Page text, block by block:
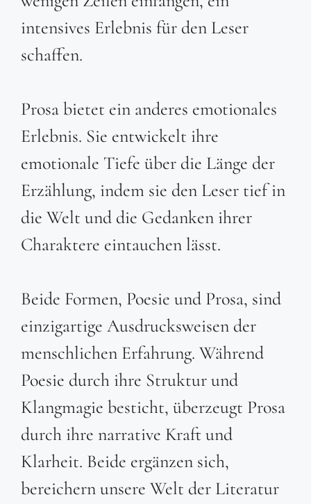
intensives Erlebnis für den Leser
schaffen.
Prosa bietet ein anderes emotionales
Erlebnis. Sie entwickelt ihre
emotionale Tiefe über die Länge der
Erzählung, indem sie den Leser tief in
die Welt und die Gedanken ihrer
Charaktere eintauchen lässt.
Beide Formen, Poesie und Prosa, sind
einzigartige Ausdrucksweisen der
menschlichen Erfahrung. Während
Poesie durch ihre Struktur und
Klangmagie besticht, überzeugt Prosa
durch ihre narrative Kraft und
Klarheit. Beide ergänzen sich,
bereichern unsere Welt der Literatur